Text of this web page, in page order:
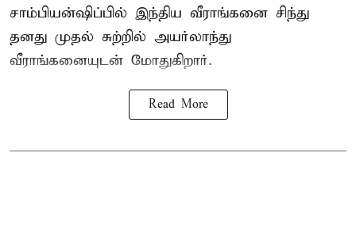
சாம்பியன்ஷிப்பில் இந்திய வீராங்கனை சிந்து
தனது முதல் சுற்றில் அயர்லாந்து
வீராங்கனையுடன் மோதுகிறார்.
Read More